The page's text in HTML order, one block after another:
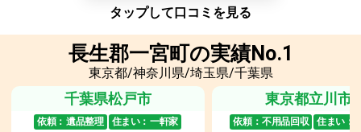
タップして口コミを見る
長生郡一宮町の実績No.1
東京都/神奈川県/埼玉県/千葉県
千葉県松戸市
依頼： 遺品整理 住まい： 一軒家
東京都立川市
依頼： 不用品回収 住まい：